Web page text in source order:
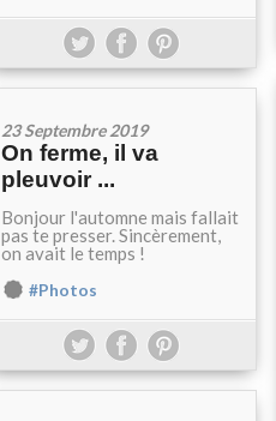
23 Septembre 2019
On ferme, il va
pleuvoir ...
Bonjour l'automne mais fallait
pas te presser. Sincèrement,
on avait le temps !
#Photos